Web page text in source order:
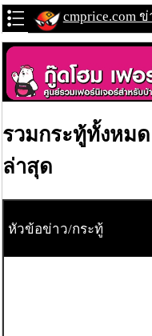
cmprice.com
รวมกระทู้ทั้งหม
ล่าสุด
หัวข้อข่าว/กระทู้